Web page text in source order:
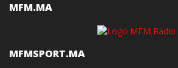
MFM.MA
MFMSPORT.MA